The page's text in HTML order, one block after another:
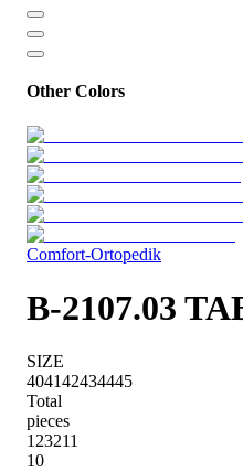
Other Colors
Comfort-Ortopedik
B-2107.03
SIZE
404142434445
Total
pieces
123211
10